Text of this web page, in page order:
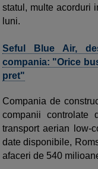
statul, multe acorduri
luni.
Seful Blue Air,
compania: "Orice
pret"
Compania de
companii controlate
transport aerian low-
date disponibile,
afaceri de 540